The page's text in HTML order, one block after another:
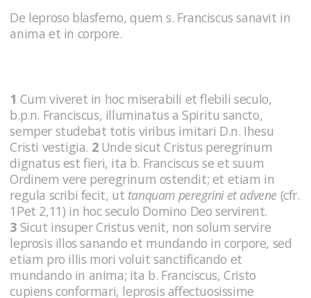
De leproso blasfemo, quem s. Franciscus sanavit in
anima et in corpore.
1 Cum viveret in hoc miserabili et flebili seculo,
b.p.n. Franciscus, illuminatus a Spiritu sancto,
semper studebat totis viribus imitari D.n. Ihesu
Cristi vestigia. 2Unde sicut Cristus peregrinum
dignatus est fieri, ita b. Franciscus se et suum
Ordinem vere peregrinum ostendit; et etiam in
regula scribi fecit, ut tanquam peregrini et advene (cfr.
1Pet 2,11) in hoc seculo Domino Deo servirent.
3 Sicut insuper Cristus venit, non solum servire
leprosis illos sanando et mundando in corpore, sed
etiam pro illis mori voluit sanctificando et
mundando in anima; ita b. Franciscus, Cristo
cupiens conformari, leprosis affectuosissime